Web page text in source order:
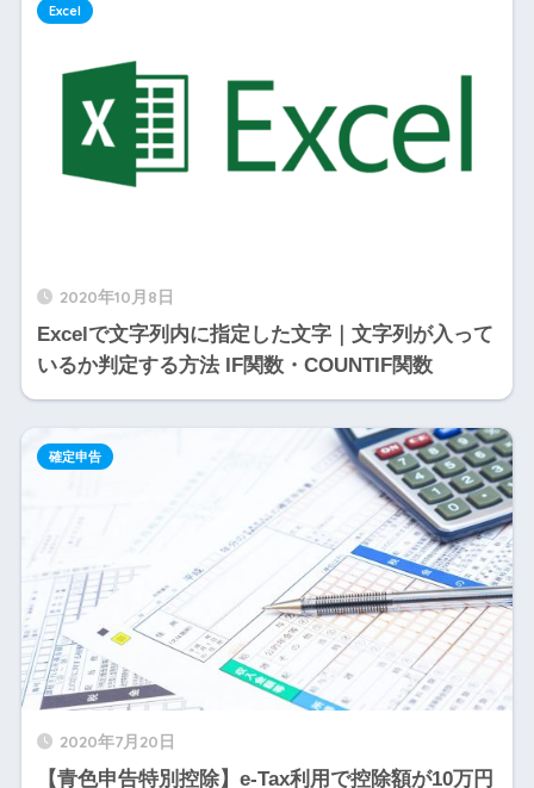
2020年10月8日
Excelで文字列内に指定した文字｜文字列が入って
いるか判定する方法 IF関数・COUNTIF関数
Excel
2020年7月20日
【青色申告特別控除】e-Tax利用で控除額が10万円
確定申告